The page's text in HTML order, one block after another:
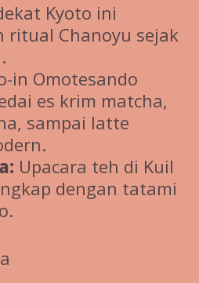
Kyoto ini
ritual Chanoyu sejak
in Omotesando
es krim matcha,
sampai latte
Upacara teh di Kuil
dengan tatami